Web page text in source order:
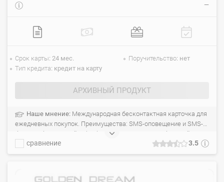
3.5
сравнение
—
АРХИВНЫЙ ПРОДУКТ
Срок карты 24 мес.
Тип кредита кредит на карту
Поручительство нет
Наше мнение: Международная бесконтактная карточка для
ежедневных покупок. Преимущества: SMS-оповещение и SMS-
банкинг, бесплатный imbanking.by (Интернет- и мобильный
банкинг).